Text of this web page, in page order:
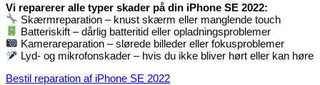
Vi reparerer alle typer skader på din iPhone SE 2022:
Skærmreparation – knust skærm eller manglende touch
Batteriskift – dårlig batteritid eller opladningsproblemer
Kamerareparation – slørede billeder eller fokusproblemer
Lyd- og mikrofonskader – hvis du ikke bliver hørt eller kan høre
Bestil reparation af iPhone SE 2022